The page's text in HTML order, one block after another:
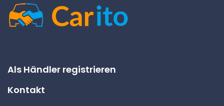
Als Händler registrieren
Kontakt